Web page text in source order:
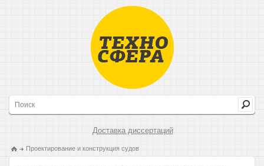
Доставка диссертаций
Проектирование и конструкция судов